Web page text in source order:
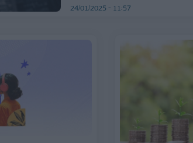
24/01/2025 - 11:57